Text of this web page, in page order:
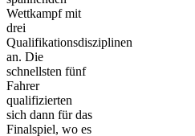
Wettkampf mit
drei
Qualifikationsdisziplinen
an. Die
schnellsten fünf
Fahrer
qualifizierten
sich dann für das
Finalspiel, wo es